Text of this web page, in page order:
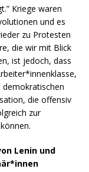
Kriege waren
und es
zu Protesten
die wir mit Blick
ist jedoch, dass
die offensiv
zur
können.
Lenin und